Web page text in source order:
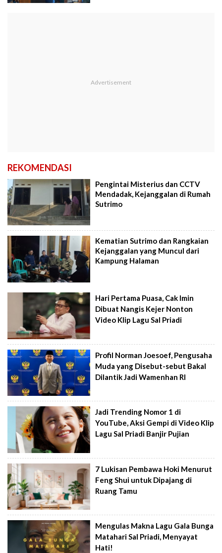
REKOMENDASI
Pengintai Misterius dan CCTV
Mendadak, Kejanggalan di Rumah
Sutrimo
Kematian Sutrimo dan Rangkaian
Kejanggalan yang Muncul dari
Kampung Halaman
Hari Pertama Puasa, Cak Imin
Dibuat Nangis Kejer Nonton
Video Klip Lagu Sal Priadi
Profil Norman Joesoef, Pengusaha
Muda yang Disebut-sebut Bakal
Dilantik Jadi Wamenhan RI
Jadi Trending Nomor 1 di
YouTube, Aksi Gempi di Video Klip
Lagu Sal Priadi Banjir Pujian
7 Lukisan Pembawa Hoki Menurut
Feng Shui untuk Dipajang di
Ruang Tamu
Mengulas Makna Lagu Gala Bunga
Matahari Sal Priadi, Menyayat
Hati!